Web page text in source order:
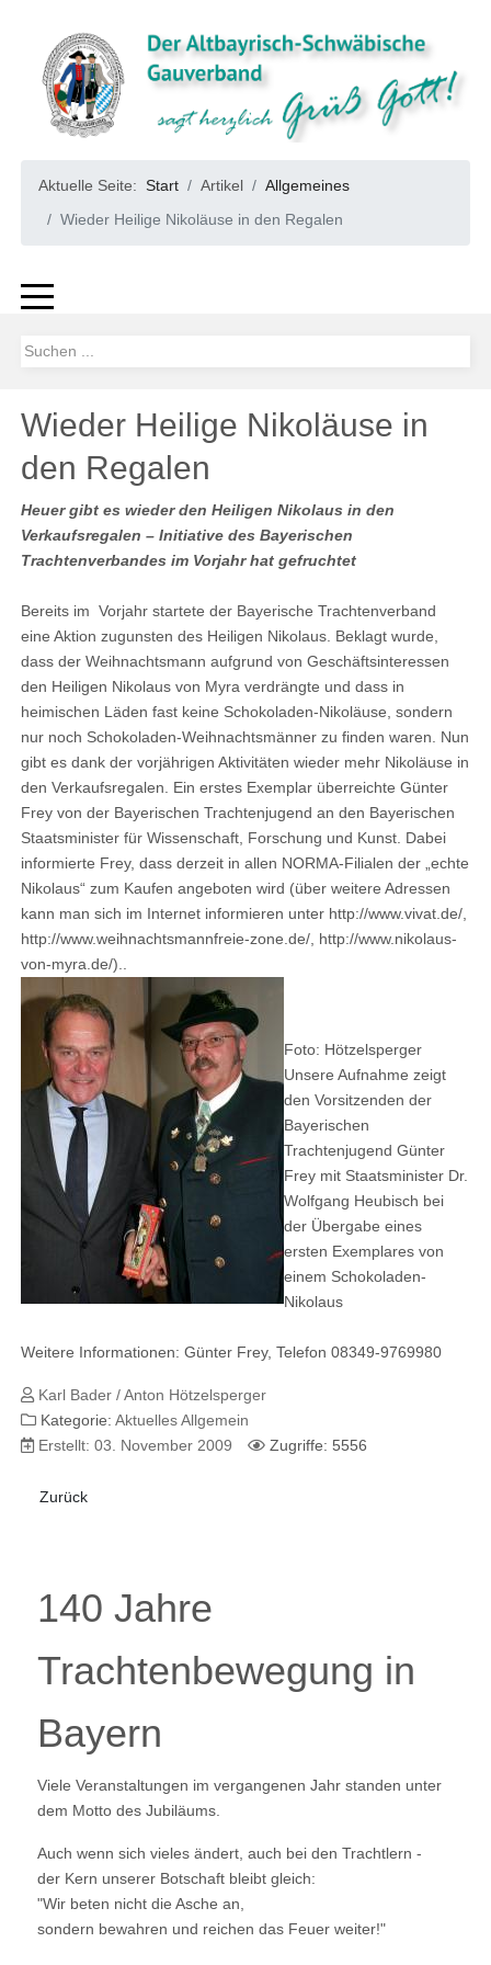
Aktuelle Seite:Start Artikel
Allgemeines
Wieder Heilige Nikoläuse in den Regalen
Wieder Heilige Nikoläuse in
den Regalen
Heuer gibt es wieder den Heiligen Nikolaus in den
Verkaufsregalen – Initiative des Bayerischen
Trachtenverbandes im Vorjahr hat gefruchtet
Bereits im Vorjahr startete der Bayerische Trachtenverband
eine Aktion zugunsten des Heiligen Nikolaus. Beklagt wurde,
dass der Weihnachtsmann aufgrund von Geschäftsinteressen
den Heiligen Nikolaus von Myra verdrängte und dass in
heimischen Läden fast keine Schokoladen-Nikoläuse, sondern
nur noch Schokoladen-Weihnachtsmänner zu finden waren. Nun
gibt es dank der vorjährigen Aktivitäten wieder mehr Nikoläuse in
den Verkaufsregalen. Ein erstes Exemplar überreichte Günter
Frey von der Bayerischen Trachtenjugend an den Bayerischen
Staatsminister für Wissenschaft, Forschung und Kunst. Dabei
informierte Frey, dass derzeit in allen NORMA-Filialen der „echte
Nikolaus“ zum Kaufen angeboten wird (über weitere Adressen
kann man sich im Internet informieren unter http://www.vivat.de/,
http://www.weihnachtsmannfreie-zone.de/, http://www.nikolaus-
von-myra.de/)..
Foto: Hötzelsperger
Unsere Aufnahme zeigt
den Vorsitzenden der
Bayerischen
Trachtenjugend Günter
Frey mit Staatsminister Dr.
Wolfgang Heubisch bei
der Übergabe eines
ersten Exemplares von
einem Schokoladen-
Nikolaus
Weitere Informationen: Günter Frey, Telefon 08349-9769980
Karl Bader / Anton Hötzelsperger
Kategorie:Aktuelles Allgemein
Erstellt: 03. November 2009
Zugriffe: 5556
Vorheriger Beitrag: Jahresversammlung FV Holzhausen
Zurück
140 Jahre
Trachtenbewegung in
Bayern
Viele Veranstaltungen im vergangenen Jahr standen unter
dem Motto des Jubiläums.
Auch wenn sich vieles ändert, auch bei den Trachtlern -
der Kern unserer Botschaft bleibt gleich:
"Wir beten nicht die Asche an,
sondern bewahren und reichen das Feuer weiter!"